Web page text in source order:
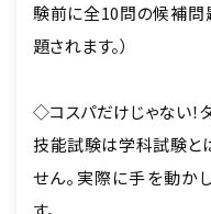
験前に全10問の候補問
題されます。）
◇コスパだけじゃない！
技能試験は学科試験と
せん。実際に手を動か